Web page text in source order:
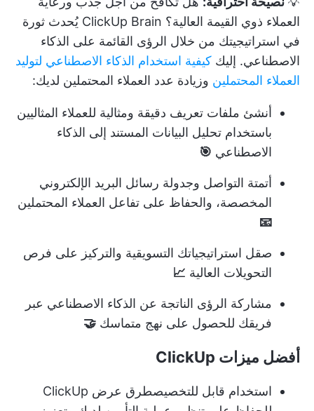
العملاء ذوي القيمة العالية؟ ClickUp Brain يُحدث ثورة
في استراتيجيتك من خلال الرؤى القائمة على الذكاء
الاصطناعي. إليك كيفية استخدام الذكاء الاصطناعي لتوليد
العملاء المحتملين وزيادة عدد العملاء المحتملين لديك:
أنشئ ملفات تعريف دقيقة ومثالية للعملاء المثاليين
باستخدام تحليل البيانات المستند إلى الذكاء
الاصطناعي 🎯
أتمتة التواصل وجدولة رسائل البريد الإلكتروني
المخصصة، والحفاظ على تفاعل العملاء المحتملين
📧
صقل استراتيجياتك التسويقية والتركيز على فرص
التحويلات العالية 📈
مشاركة الرؤى الناتجة عن الذكاء الاصطناعي عبر
فريقك للحصول على نهج متماسك 🤝
أفضل ميزات ClickUp
استخدام قابل للتخصيصطرق عرض ClickUp